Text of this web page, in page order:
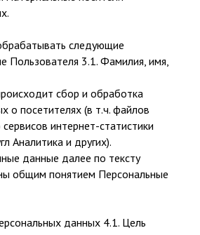
следующие
Пользователя 3.1. Фамилия, имя,
сбор и обработка
о посетителях (в т.ч. файлов
интернет-статистики
Аналитика и других).
данные далее по тексту
общим понятием Персональные
данных 4.1. Цель